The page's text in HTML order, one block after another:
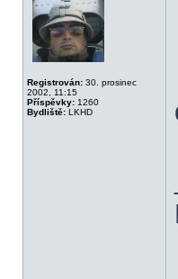
Registrován: 30. prosinec
2002, 11:15
Příspěvky: 1260
Bydliště: LKHD